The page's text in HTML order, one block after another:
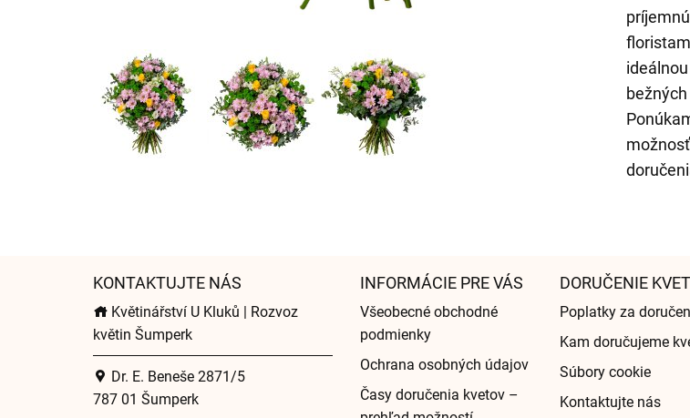
KONTAKTUJTE NÁS
Květinářství U Kluků | Rozvoz
květin Šumperk
Dr. E. Beneše 2871/5
787 01 Šumperk
INFORMÁCIE PRE VÁS
Všeobecné obchodné
podmienky
Ochrana osobných údajov
Časy doručenia kvetov –
DORUČENIE
Poplatky za
Kam doručujeme
Súbory cookie
Kontaktujte nás